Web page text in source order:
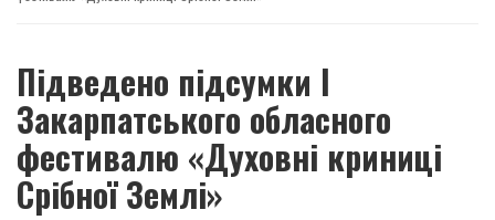
Підведено підсумки І
Закарпатського обласного
фестивалю «Духовні криниці
Срібної Землі»